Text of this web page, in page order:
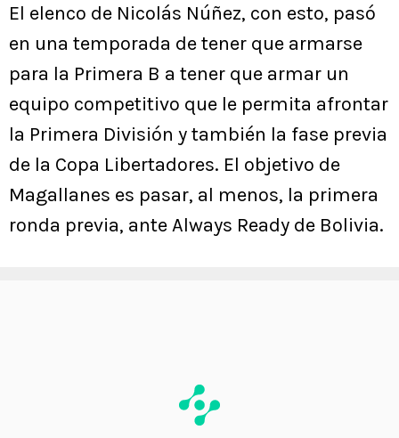
El elenco de Nicolás Núñez, con esto, pasó
en una temporada de tener que armarse
para la Primera B a tener que armar un
equipo competitivo que le permita afrontar
la Primera División y también la fase previa
de la Copa Libertadores. El objetivo de
Magallanes es pasar, al menos, la primera
ronda previa, ante Always Ready de Bolivia.